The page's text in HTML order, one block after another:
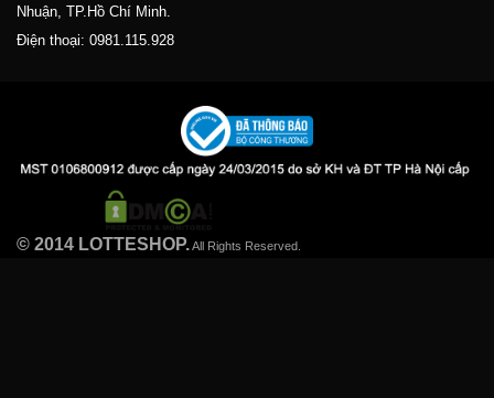
Nhuận, TP.Hồ Chí Minh.
Điện thoại: 0981.115.928
© 2014 LOTTESHOP.All Rights Reserved.